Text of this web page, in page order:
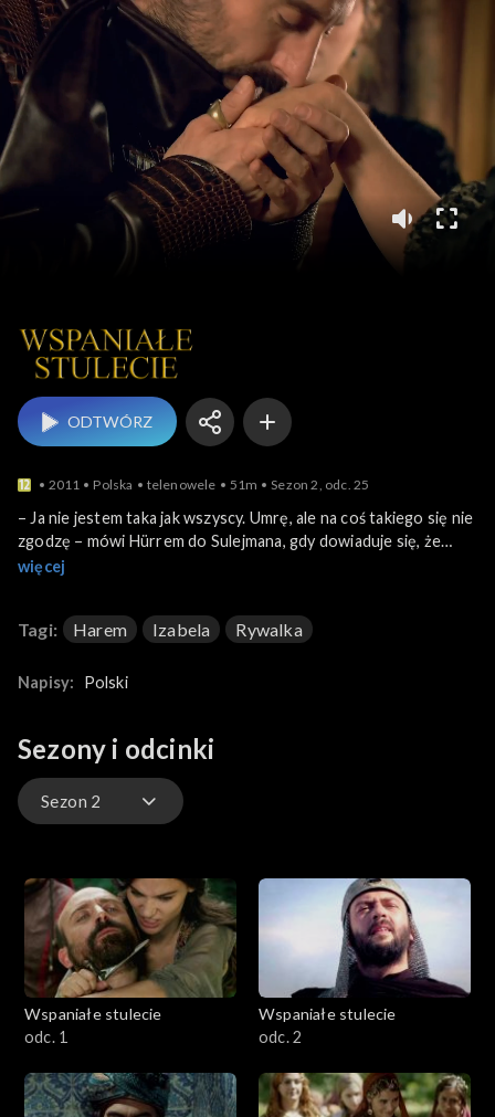
Wspaniałe stulecie
ODTWÓRZ
2011 Polska telenowele 51m Sezon 2, odc. 25
– Ja nie jestem taka jak wszyscy. Umrę, ale na coś takiego się nie
zgodzę – mówi Hürrem do Sulejmana, gdy dowiaduje się, że
Izabela będzie mieszkać w haremie. Sułtanka zamierza wziąć
więcej
Tagi: Harem Izabela Rywalka
Napisy: Polski
Sezony i odcinki
Sezon 2
Sezon 2
Sezon 3
Sezon 4
Wspaniałe stulecie
odc. 1
Wspaniałe stulecie
odc. 2